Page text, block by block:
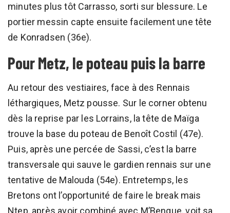
minutes plus tôt Carrasso, sorti sur blessure. Le
portier messin capte ensuite facilement une tête
de Konradsen (36e).
Pour Metz, le poteau puis la barre
Au retour des vestiaires, face à des Rennais
léthargiques, Metz pousse. Sur le corner obtenu
dès la reprise par les Lorrains, la tête de Maïga
trouve la base du poteau de Benoît Costil (47e).
Puis, après une percée de Sassi, c’est la barre
transversale qui sauve le gardien rennais sur une
tentative de Malouda (54e). Entretemps, les
Bretons ont l’opportunité de faire le break mais
Ntep, après avoir combiné avec M’Bengue, voit sa